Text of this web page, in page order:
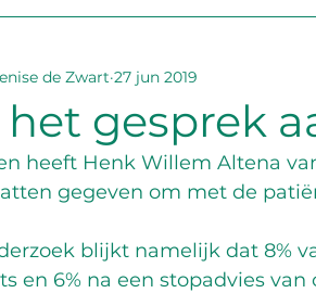
het gesprek
de Zwart 27 jun 2019
heeft Henk Willem Altena
gegeven om met de
blijkt namelijk dat 8%
en 6% na een stopadvies